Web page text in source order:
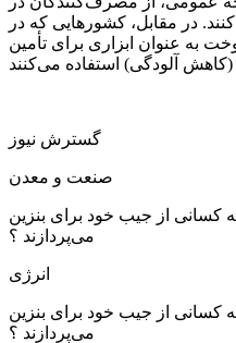
در مقابل، کشورهایی که در
به عنوان ابزاری برای تأمین
گسترش نیوز
صنعت و معدن
کسانی از جیب خود برای بنزین
می‌پردازند ؟
انرژی
کسانی از جیب خود برای بنزین
می‌پردازند ؟